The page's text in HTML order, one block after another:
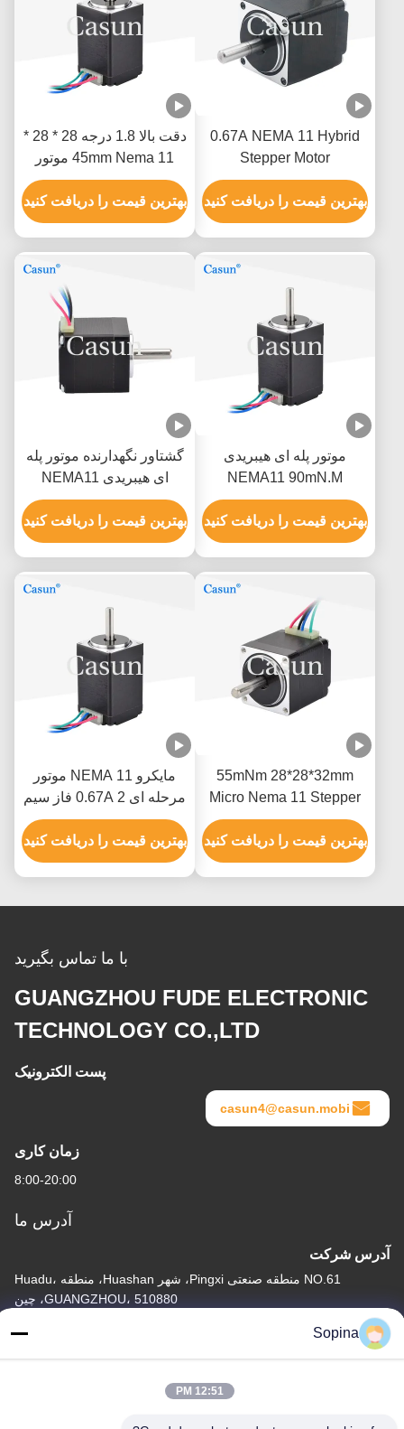
0.67A NEMA 11 Hybrid
Stepper Motor
28*28*32mm 80mN.M
0.67A CE ROHS
بهترین قیمت را دریافت کنید
دقت بالا 1.8 درجه 28 * 28 *
45mm Nema 11 موتور
مرحله ای هیبریدی 1.5A
برای دستگاه ATM
بهترین قیمت را دریافت کنید
موتور پله ای هیبریدی
NEMA11 90mN.M
35x45mm برای تجهیزات
پزشکی
بهترین قیمت را دریافت کنید
گشتاور نگهدارنده موتور پله
ای هیبریدی NEMA11
60mN.M 35x32mm برای
تجهیزات زیبایی
بهترین قیمت را دریافت کنید
55mNm 28*28*32mm
Micro Nema 11 Stepper
Motor 0.42A Casun 5V
Stepper Motor برای
تجهیزات پزشکی
بهترین قیمت را دریافت کنید
مایکرو NEMA 11 موتور
مرحله ای 0.67A 2 فاز سیم
کشی برای چرخش نور
بهترین قیمت را دریافت کنید
با ما تماس بگیرید
GUANGZHOU FUDE ELECTRONIC
TECHNOLOGY CO.,LTD
پست الکترونیک
casun4@casun.mobi
زمان کاری
8:00-20:00
آدرس ما
آدرس شرکت
NO.61 منطقه صنعتی Pingxi، شهر Huashan، منطقه Huadu،
GUANGZHOU، 510880، چین
آدرس کارخانه
NO.61 منطقه صنعتی Pingxi، شهر Huashan، منطقه Huadu،
Sopina
12:51 PM